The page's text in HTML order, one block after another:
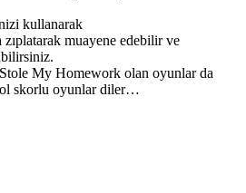
kullanarak
zıplatarak muayene edebilir ve
My Homework olan oyunlar da
skorlu oyunlar diler…